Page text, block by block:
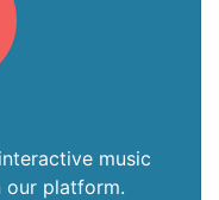
music
our platform.